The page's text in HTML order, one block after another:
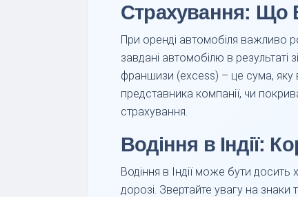
Страхування: Що
При оренді автомобіля важливо
завдані автомобілю в результаті
франшизи (excess) – це сума, яку
представника компанії, чи
страхування.
Водіння в Індії:
Водіння в Індії може бути досить
дорозі. Звертайте увагу на